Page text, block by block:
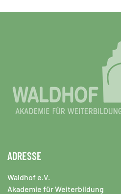
ADRESSE
Waldhof e.V.
Akademie für Weiterbildung